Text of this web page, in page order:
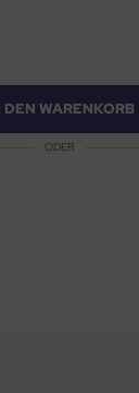
DEN WARENKORB
ODER